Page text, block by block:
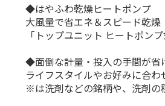
◆はやふわ乾燥ヒートポンプ
大風量で省エネ＆スピード乾燥
「トップユニット ヒートポン
◆面倒な計量・投入の手間が省
ライフスタイルやお好みに合
※は洗剤などの銘柄や、洗剤の